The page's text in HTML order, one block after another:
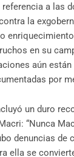
a las
la
en su
aún
por
un duro
“Nunca
denuncias de
ella se